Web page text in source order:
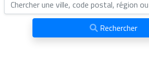
Rechercher